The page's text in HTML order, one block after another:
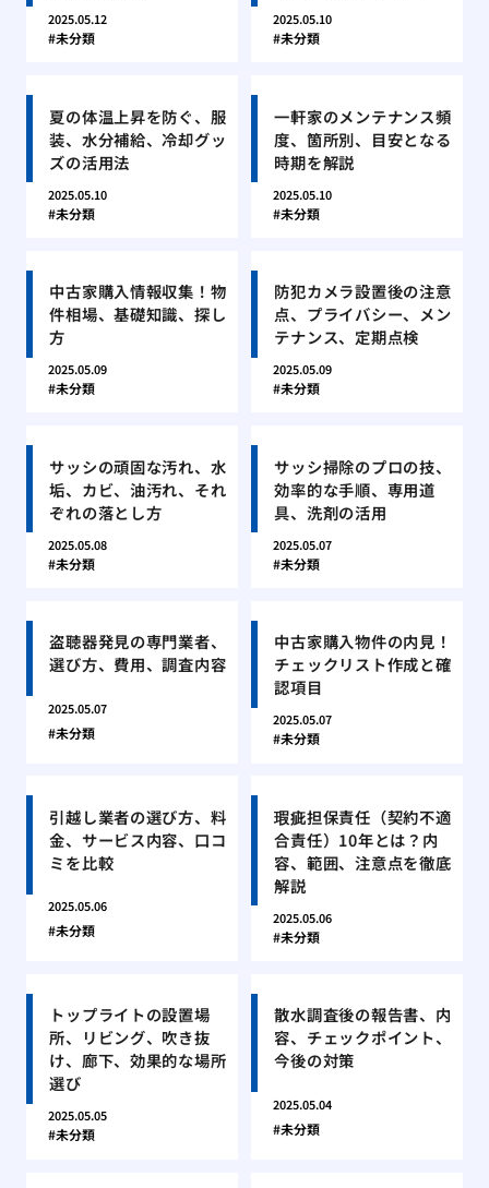
2025.05.12
未分類
2025.05.10
未分類
夏の体温上昇を防ぐ、服
装、水分補給、冷却グッ
ズの活用法
2025.05.10
未分類
一軒家のメンテナンス頻
度、箇所別、目安となる
時期を解説
2025.05.10
未分類
中古家購入情報収集！物
件相場、基礎知識、探し
方
2025.05.09
未分類
防犯カメラ設置後の注意
点、プライバシー、メン
テナンス、定期点検
2025.05.09
未分類
サッシの頑固な汚れ、水
垢、カビ、油汚れ、それ
ぞれの落とし方
2025.05.08
未分類
サッシ掃除のプロの技、
効率的な手順、専用道
具、洗剤の活用
2025.05.07
未分類
盗聴器発見の専門業者、
選び方、費用、調査内容
2025.05.07
未分類
中古家購入物件の内見！
チェックリスト作成と確
認項目
2025.05.07
未分類
引越し業者の選び方、料
金、サービス内容、口コ
ミを比較
2025.05.06
未分類
瑕疵担保責任（契約不適
合責任）10年とは？内
容、範囲、注意点を徹底
解説
2025.05.06
未分類
トップライトの設置場
所、リビング、吹き抜
け、廊下、効果的な場所
選び
2025.05.05
未分類
散水調査後の報告書、内
容、チェックポイント、
今後の対策
2025.05.04
未分類